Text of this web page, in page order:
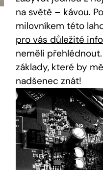
na světě – kávou.
milovníkem této
pro vás důležité
neměli
základy, které by
nadšenec znát!